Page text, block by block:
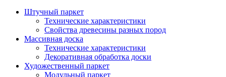
Штучный паркет
Технические характеристики
Свойства древесины разных пород
Массивная доска
Технические характеристики
Декоративная обработка доски
Художественный паркет
Модульный паркет